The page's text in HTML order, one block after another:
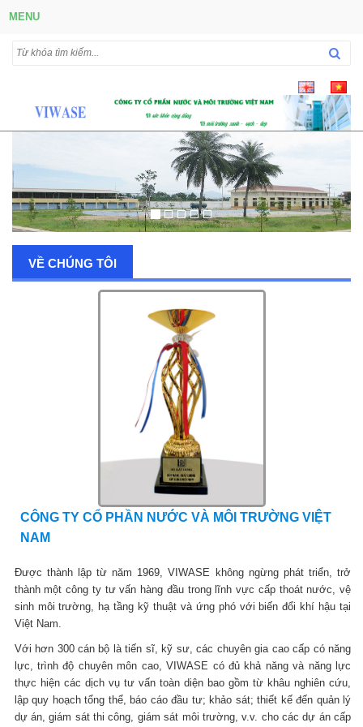
MENU
VỀ CHÚNG TÔI
CÔNG TY CỔ PHẦN NƯỚC VÀ MÔI TRƯỜNG VIỆT
NAM
Được thành lập từ năm 1969, VIWASE không ngừng phát triển, trở
thành một công ty tư vấn hàng đầu trong lĩnh vực cấp thoát nước, vệ
sinh môi trường, hạ tầng kỹ thuật và ứng phó với biến đổi khí hậu tại
Việt Nam.
Với hơn 300 cán bộ là tiến sĩ, kỹ sư, các chuyên gia cao cấp có năng
lực, trình độ chuyên môn cao, VIWASE có đủ khả năng và năng lực
thực hiện các dịch vụ tư vấn toàn diện bao gồm từ khâu nghiên cứu,
lập quy hoạch tổng thể, báo cáo đầu tư; khảo sát; thiết kế đến quản lý
dự án, giám sát thi công, giám sát môi trường, v.v. cho các dự án cấp